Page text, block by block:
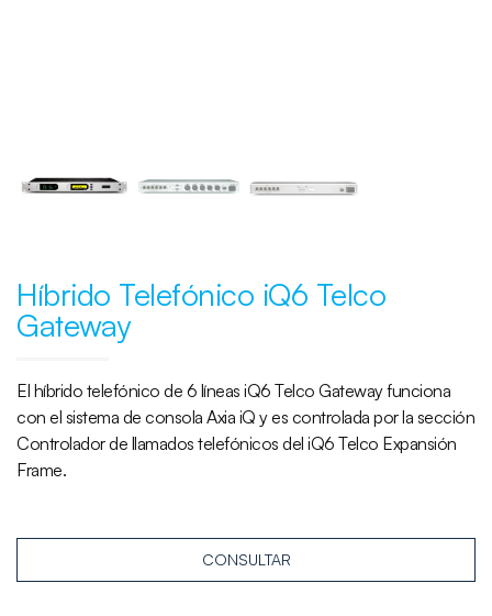
Híbrido Telefónico iQ6 Telco
Gateway
El híbrido telefónico de 6 líneas iQ6 Telco Gateway funciona
con el sistema de consola Axia iQ y es controlada por la sección
Controlador de llamados telefónicos del iQ6 Telco Expansión
Frame.
CONSULTAR